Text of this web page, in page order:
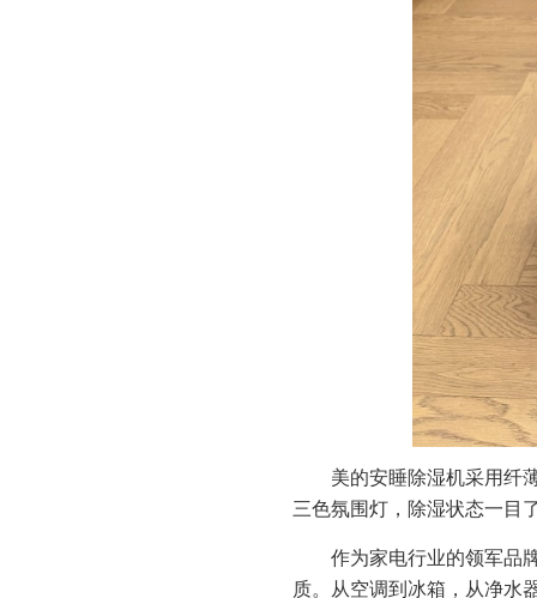
美的安睡除湿机采用纤
三色氛围灯，除湿状态一目
作为家电行业的领军品
质。从空调到冰箱，从净水